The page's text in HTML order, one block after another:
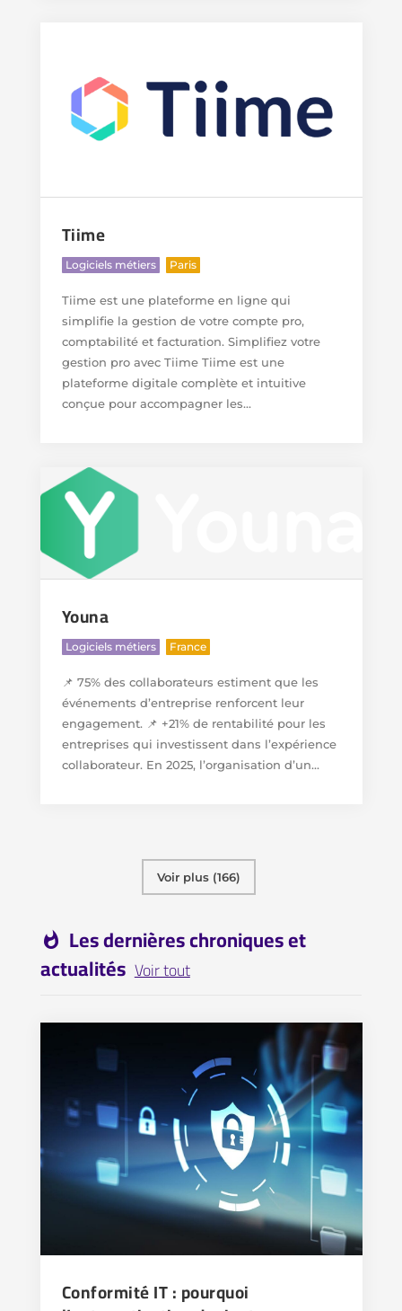
Tiime
Logiciels métiers Paris
Tiime est une plateforme en ligne qui
simplifie la gestion de votre compte pro,
comptabilité et facturation. Simplifiez votre
gestion pro avec Tiime Tiime est une
plateforme digitale complète et intuitive
conçue pour accompagner les...
Youna
Logiciels métiers France
📌 75% des collaborateurs estiment que les
événements d’entreprise renforcent leur
engagement. 📌 +21% de rentabilité pour les
entreprises qui investissent dans l’expérience
collaborateur. En 2025, l’organisation d’un...
Voir plus (166)
whatshot Les dernières chroniques et
actualités Voir tout
Conformité IT : pourquoi